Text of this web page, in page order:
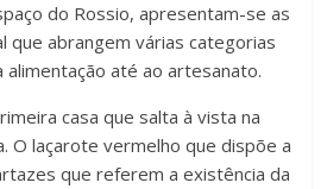
do Rossio, apresentam-se as
que abrangem várias categorias
até ao artesanato.
casa que salta à vista na
O laçarote vermelho que dispõe a
que referem a existência da